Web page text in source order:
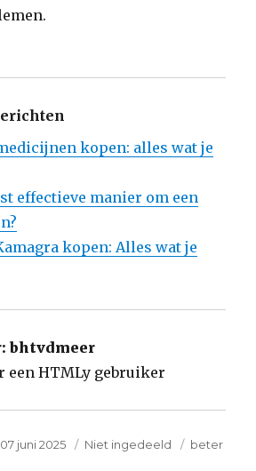
kopen: alles wat je
effectieve manier om een
kopen: Alles wat je
bhtvdmeer
een HTMLy gebruiker
Posted
07 juni 2025 Categorie
Niet ingedeeld Tags
beter